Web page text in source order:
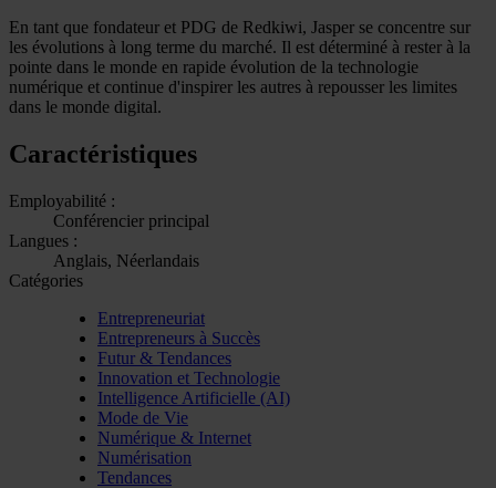
En tant que fondateur et PDG de Redkiwi, Jasper se concentre sur
les évolutions à long terme du marché. Il est déterminé à rester à la
pointe dans le monde en rapide évolution de la technologie
numérique et continue d'inspirer les autres à repousser les limites
dans le monde digital.
Caractéristiques
Employabilité :
Conférencier principal
Langues :
Anglais, Néerlandais
Catégories
Entrepreneuriat
Entrepreneurs à Succès
Futur & Tendances
Innovation et Technologie
Intelligence Artificielle (AI)
Mode de Vie
Numérique & Internet
Numérisation
Tendances